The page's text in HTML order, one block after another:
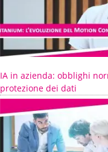
IA in azienda: obblighi
protezione dei dati